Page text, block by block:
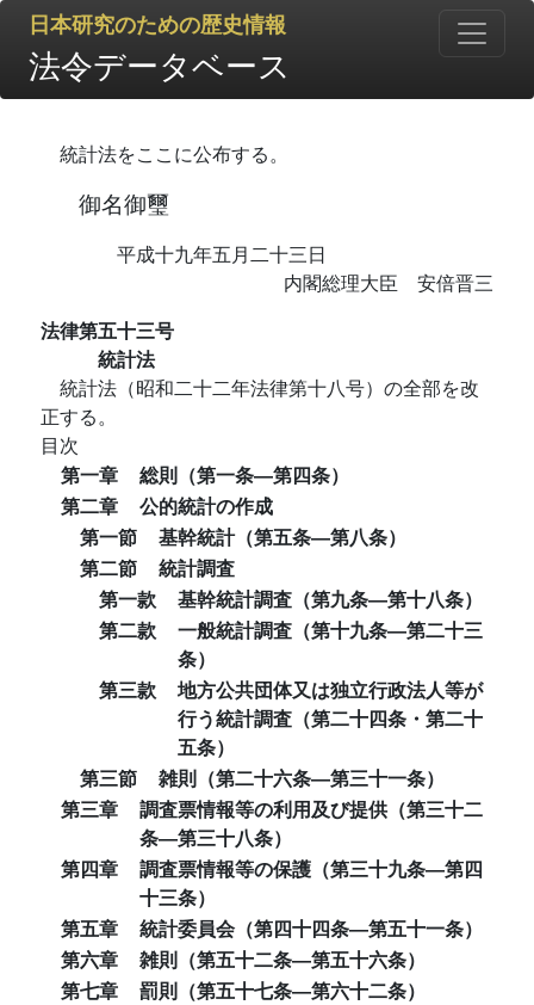
日本研究のための歴史情報
法令データベース
統計法をここに公布する。
御名御璽
平成十九年五月二十三日
内閣総理大臣 安倍晋三
法律第五十三号
統計法
統計法（昭和二十二年法律第十八号）の全部を改
正する。
目次
第一章
総則（第一条―第四条）
第二章
公的統計の作成
第一節
基幹統計（第五条―第八条）
第二節
統計調査
第一款
基幹統計調査（第九条―第十八条）
第二款
一般統計調査（第十九条―第二十三
条）
第三款
地方公共団体又は独立行政法人等が
行う統計調査（第二十四条・第二十
五条）
第三節
雑則（第二十六条―第三十一条）
第三章
調査票情報等の利用及び提供（第三十二
条―第三十八条）
第四章
調査票情報等の保護（第三十九条―第四
十三条）
第五章
統計委員会（第四十四条―第五十一条）
第六章
雑則（第五十二条―第五十六条）
第七章
罰則（第五十七条―第六十二条）